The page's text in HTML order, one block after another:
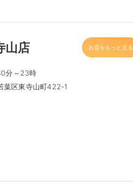
山店 お店をもっと見る
分～23時
葉区東寺山町422-1